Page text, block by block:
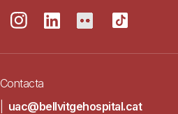
Contacta
uac@bellvitgehospital.cat